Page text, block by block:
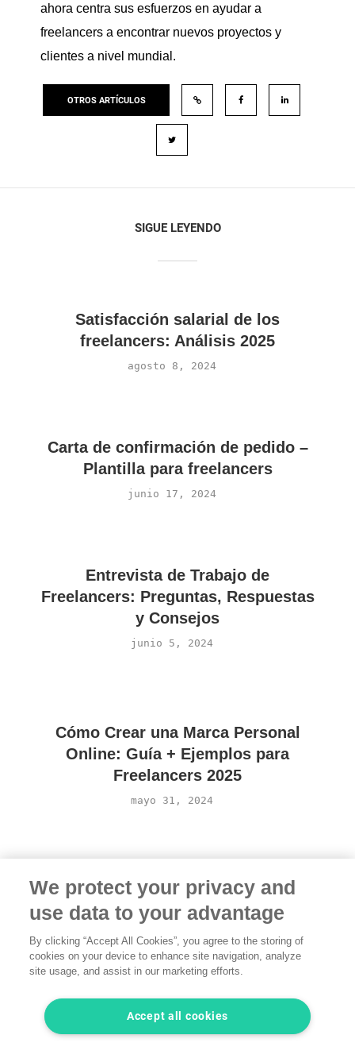
ahora centra sus esfuerzos en ayudar a
freelancers a encontrar nuevos proyectos y
clientes a nivel mundial.
OTROS ARTÍCULOS
SIGUE LEYENDO
Satisfacción salarial de los
freelancers: Análisis 2025
agosto 8, 2024
Carta de confirmación de pedido –
Plantilla para freelancers
junio 17, 2024
Entrevista de Trabajo de
Freelancers: Preguntas, Respuestas
y Consejos
junio 5, 2024
Cómo Crear una Marca Personal
Online: Guía + Ejemplos para
Freelancers 2025
mayo 31, 2024
Términos·Privacidad ·Aviso legal·Contacta con
nosotros
© 2026 freelancermap GmbH
We protect your privacy and
use data to your advantage
By clicking “Accept All Cookies”, you agree to the storing of
cookies on your device to enhance site navigation, analyze
site usage, and assist in our marketing efforts.
Accept all cookies